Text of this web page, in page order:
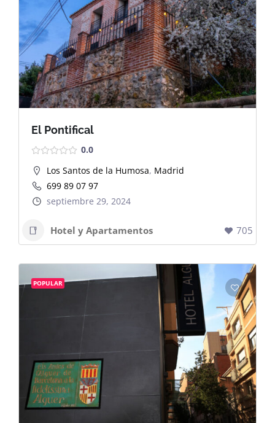
Dashboard
El Pontifical
0.0
Los Santos de la Humosa, Madrid
699 89 07 97
septiembre 29, 2024
Hotel y Apartamentos 705
POPULAR